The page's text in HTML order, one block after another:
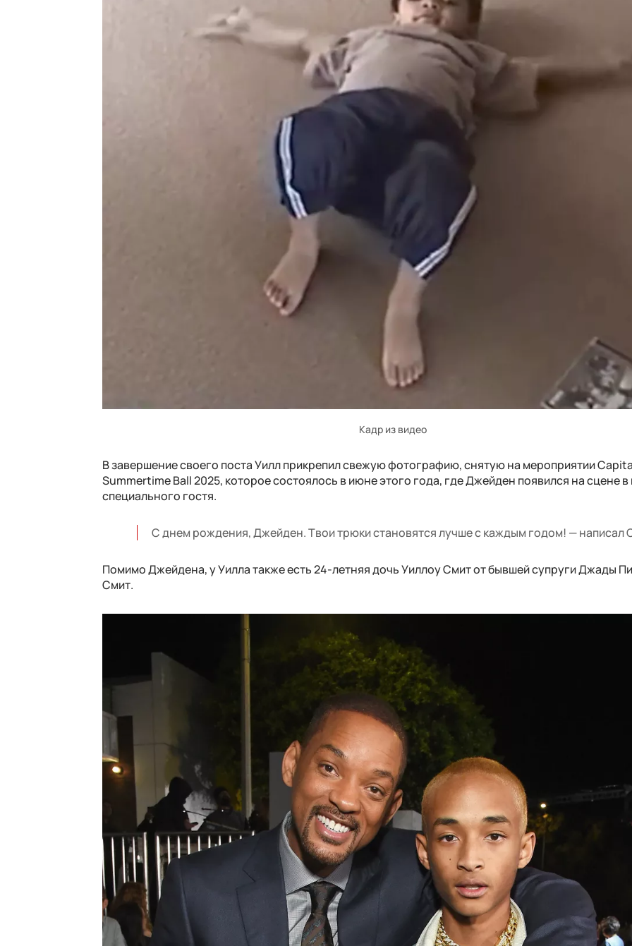
Кадр из видео
В завершение своего поста Уилл прикрепил свежую фотографию, снятую на мероприятии
Summertime Ball 2025, которое состоялось в июне этого года, где Джейден появился на сцене в
специального гостя.
С днем рождения, Джейден. Твои трюки становятся лучше с каждым годом! — написал
Помимо Джейдена, у Уилла также есть 24-летняя дочь Уиллоу Смит от бывшей супруги Джады
Смит.